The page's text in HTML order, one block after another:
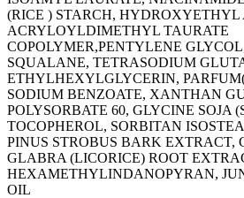
(RICE ) STARCH,
ACRYLOYLDIMETHYL TAURATE
COPOLYMER,PENTYLENE
SQUALANE, TETRASODIUM
ETHYLHEXYLGLYCERIN,
SODIUM BENZOATE, XANTHAN
POLYSORBATE 60, GLYCINE SOJA
TOCOPHEROL, SORBITAN
PINUS STROBUS BARK EXTRACT,
GLABRA (LICORICE) ROOT
HEXAMETHYLINDANOPYRAN,
OIL